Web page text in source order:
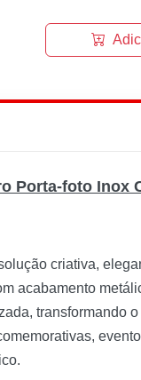
Porta-foto Inox
criativa,
acabamento
transformando